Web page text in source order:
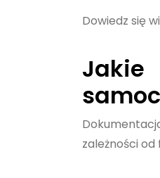
Dowiedz się
zależności